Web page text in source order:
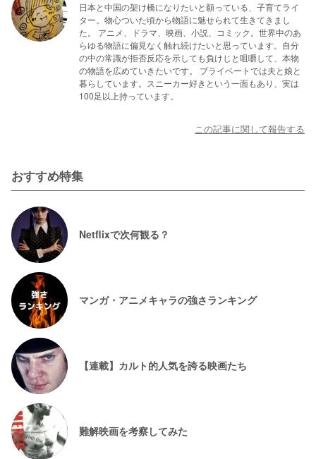
日本と中国の架け橋になりたいと願っている、子育てライ
ター。物心ついた頃から物語に魅せられて生きてきまし
た。 アニメ、ドラマ、映画、小説、コミック。世界中のあ
らゆる物語に偏見なく触れ続けたいと思っています。自分
の中の常識が拒否反応を示しても負けじと咀嚼して、本物
の物語を広めていきたいです。 プライベートでは夫と娘と
暮らしています。スニーカー好きという一面もあり、実は
100足以上持っています。
この記事に関して報告する
おすすめ特集
Netflixで次何観る？
マンガ・アニメキャラの強さランキング
【連載】カルト的人気を誇る映画たち
難解映画を考察してみた